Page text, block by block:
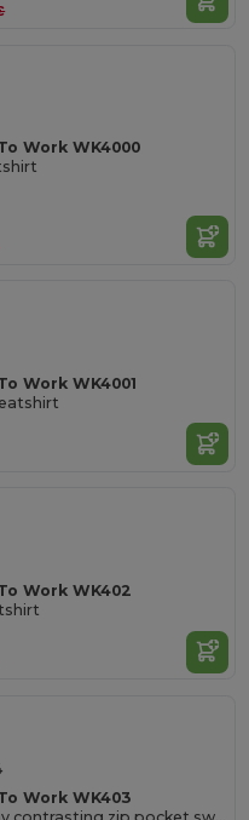
Work WK4000
Work WK4001
Work WK402
Work WK403